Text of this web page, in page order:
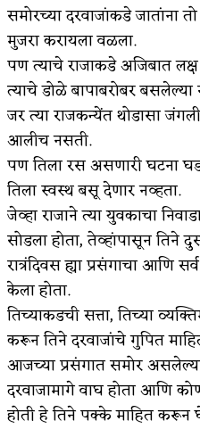
समोरच्या दरवाजांकडे जातांना
मुजरा करायला वळला.
पण त्याचे राजाकडे अजिबात
त्याचे डोळे बापाबरोबर
जर त्या राजकन्येंत थोडासा
आलीच नसती.
पण तिला रस असणारी घटना
तिला स्वस्थ बसू देणार नव्हता.
जेव्हा राजाने त्या युवकाचा
सोडला होता, तेव्हांपासून तिने
रात्रंदिवस ह्या प्रसंगाचा आणि
केला होता.
तिच्याकडची सत्ता, तिच्या
करून तिने दरवाजांचे गुपित
आजच्या प्रसंगात समोर
दरवाजामागे वाघ होता आणि
होती हे तिने पक्के माहित करून